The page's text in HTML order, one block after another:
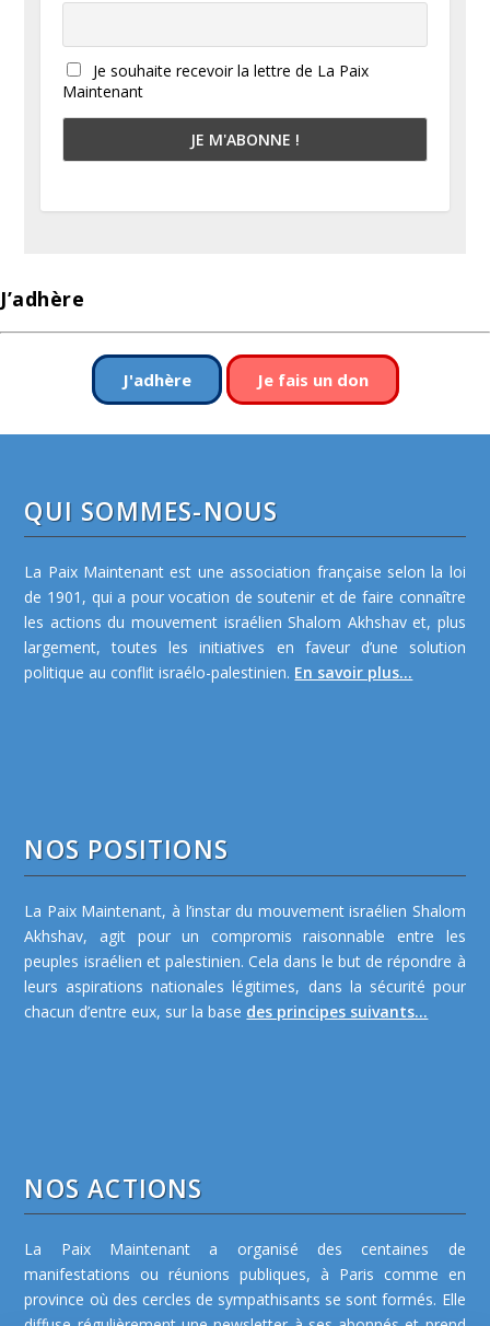
Je souhaite recevoir la lettre de La Paix
Maintenant
J’adhère
J'adhère Je fais un don
QUI SOMMES-NOUS
La Paix Maintenant est une association française selon la loi
de 1901, qui a pour vocation de soutenir et de faire connaître
les actions du mouvement israélien Shalom Akhshav et, plus
largement, toutes les initiatives en faveur d’une solution
politique au conflit israélo-palestinien. En savoir plus...
NOS POSITIONS
La Paix Maintenant, à l’instar du mouvement israélien Shalom
Akhshav, agit pour un compromis raisonnable entre les
peuples israélien et palestinien. Cela dans le but de répondre à
leurs aspirations nationales légitimes, dans la sécurité pour
chacun d’entre eux, sur la base des principes suivants...
NOS ACTIONS
La Paix Maintenant a organisé des centaines de
manifestations ou réunions publiques, à Paris comme en
province où des cercles de sympathisants se sont formés. Elle